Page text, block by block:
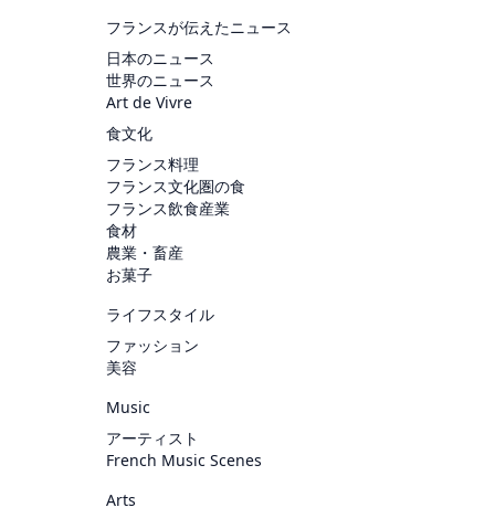
フランスが伝えたニュース
日本のニュース
世界のニュース
Art de Vivre
食文化
フランス料理
フランス文化圏の食
フランス飲食産業
食材
農業・畜産
お菓子
ライフスタイル
ファッション
美容
Music
アーティスト
French Music Scenes
Arts